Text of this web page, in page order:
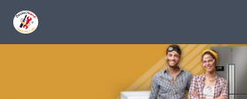
Zum Inhalt springen